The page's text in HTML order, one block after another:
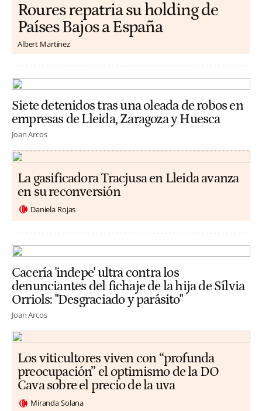
Roures repatria su holding de
Países Bajos a España
Albert Martínez
Siete detenidos tras una oleada de robos en
empresas de Lleida, Zaragoza y Huesca
Joan Arcos
La gasificadora Tracjusa en Lleida avanza
en su reconversión
Daniela Rojas
Cacería 'indepe' ultra contra los
denunciantes del fichaje de la hija de Sílvia
Orriols: "Desgraciado y parásito"
Joan Arcos
Los viticultores viven con “profunda
preocupación” el optimismo de la DO
Cava sobre el precio de la uva
Miranda Solana